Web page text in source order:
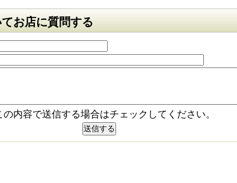
お店に質問する
内容で送信する場合はチェックしてください。